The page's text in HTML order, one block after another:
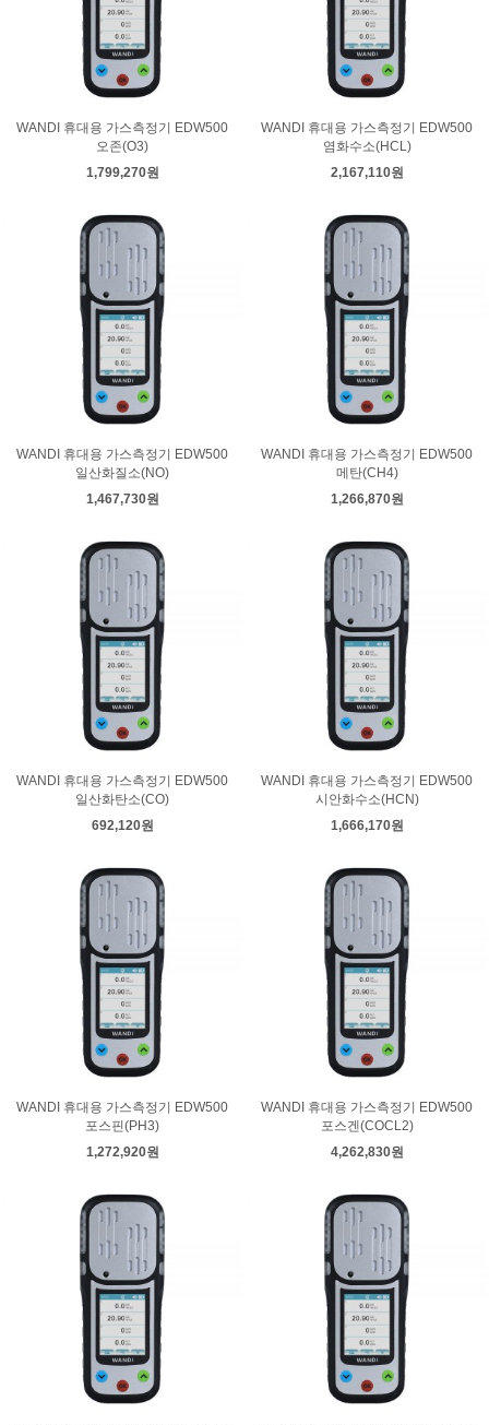
WANDI 휴대용 가스측정기 EDW500
오존(O3)
1,799,270원
WANDI 휴대용 가스측정기 EDW500
염화수소(HCL)
2,167,110원
WANDI 휴대용 가스측정기 EDW500
일산화질소(NO)
1,467,730원
WANDI 휴대용 가스측정기 EDW500
메탄(CH4)
1,266,870원
WANDI 휴대용 가스측정기 EDW500
일산화탄소(CO)
692,120원
WANDI 휴대용 가스측정기 EDW500
시안화수소(HCN)
1,666,170원
WANDI 휴대용 가스측정기 EDW500
포스핀(PH3)
1,272,920원
WANDI 휴대용 가스측정기 EDW500
포스겐(COCL2)
4,262,830원